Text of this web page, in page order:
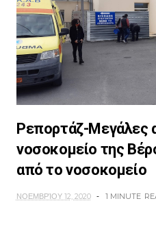
Ρεπορτάζ-Μεγάλες
νοσοκομείο της
από το νοσοκομείο
ΝΟΕΜΒΡΊΟΥ 12, 2020 1 MINUTE